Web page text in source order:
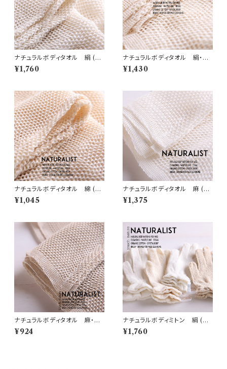
ナチュラルボディタオル 絹 (N
1)
¥1,760
ナチュラルボディタオル 絹・綿
(N2)
¥1,430
ナチュラルボディタオル 綿 (N
5)
¥1,045
ナチュラルボディタオル 麻 (N
3)
¥1,375
ナチュラルボディタオル 麻・綿
(N4)
¥924
ナチュラルボディミトン 絹 (N
6)
¥1,760